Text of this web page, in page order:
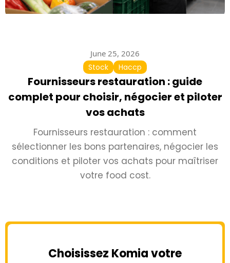
June 25, 2026
Stock
Haccp
Fournisseurs restauration : guide
complet pour choisir, négocier et piloter
vos achats
Fournisseurs restauration : comment
sélectionner les bons partenaires, négocier les
conditions et piloter vos achats pour maîtriser
votre food cost.
Choisissez Komia votre